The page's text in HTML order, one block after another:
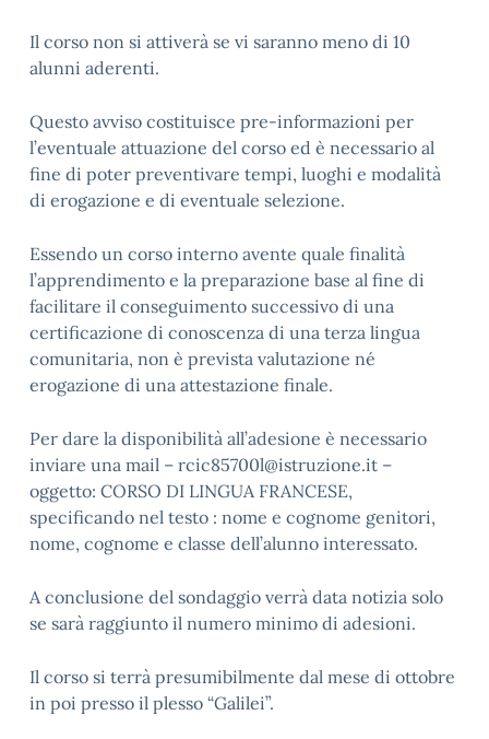
Il corso non si attiverà se vi saranno meno di 10
alunni aderenti.
Questo avviso costituisce pre-informazioni per
l’eventuale attuazione del corso ed è necessario al
fine di poter preventivare tempi, luoghi e modalità
di erogazione e di eventuale selezione.
Essendo un corso interno avente quale finalità
l’apprendimento e la preparazione base al fine di
facilitare il conseguimento successivo di una
certificazione di conoscenza di una terza lingua
comunitaria, non è prevista valutazione né
erogazione di una attestazione finale.
Per dare la disponibilità all’adesione è necessario
inviare una mail – rcic85700l@istruzione.it –
oggetto: CORSO DI LINGUA FRANCESE,
specificando nel testo : nome e cognome genitori,
nome, cognome e classe dell’alunno interessato.
A conclusione del sondaggio verrà data notizia solo
se sarà raggiunto il numero minimo di adesioni.
Il corso si terrà presumibilmente dal mese di ottobre
in poi presso il plesso “Galilei”.